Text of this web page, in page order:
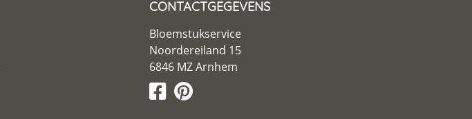
CONTACTGEGEVENS
Bloemstukservice
Noordereiland 15
6846 MZ Arnhem